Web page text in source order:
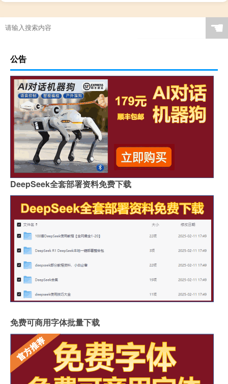
☚
公告
DeepSeek全套部署资料免费下载
免费可商用字体批量下载